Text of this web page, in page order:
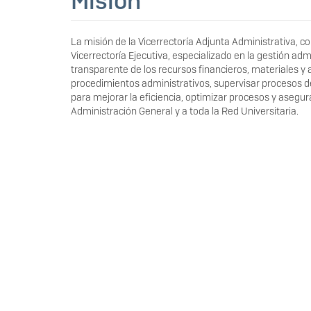
La misión de la Vicerrectoría Adjunta Administrativa,
Vicerrectoría Ejecutiva, especializado en la gestión
transparente de los recursos financieros, materiales
procedimientos administrativos, supervisar procesos
para mejorar la eficiencia, optimizar procesos y
Administración General y a toda la Red Universitaria.